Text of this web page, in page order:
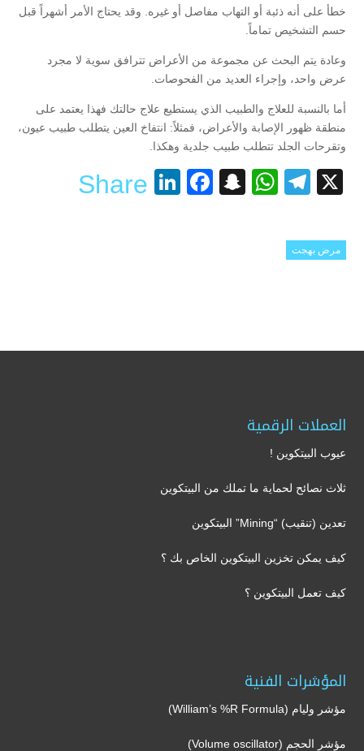
خطأ على أنه ذئبة أو التهاب مفاصل أو غيره. وقد يحتاج الأمر أشهراً قبل
حسم التشخيص تماماً.
وعادة يتم البحث عن مجموعة من الأعراض تترافق سوية لا مجرد
عرض واحد، وإجراء العديد من الفحوصات.
أما بالنسبة للعلاج والطبيب الذي يستطيع علاج حالتك فهذا يعتمد على
منطقة ظهور الإصابة والأعراض، فمثلاً: انتفاخ العين يتطلب طبيب عيون،
وتقرحات الجلد تتطلب طبيب جلدية وهكذا.
X
Telegram
WhatsApp
Snapchat
Facebook
LinkedIn
Share
مرض بهجت
العملات الرقمية
عيوب البيتكوين !
ثلاث نصائح لحماية ما تملك من البيتكوين
تعدين (تنقيب) “Mining” البيتكوين
كيف يمكن تخزين البيتكوين الخاص بك ؟
كيف تعمل البيتكوين ؟
المؤشرات الفنية
مؤشر وليام (William’s %R Formula)
مؤشر الحجم (Volume oscillator)